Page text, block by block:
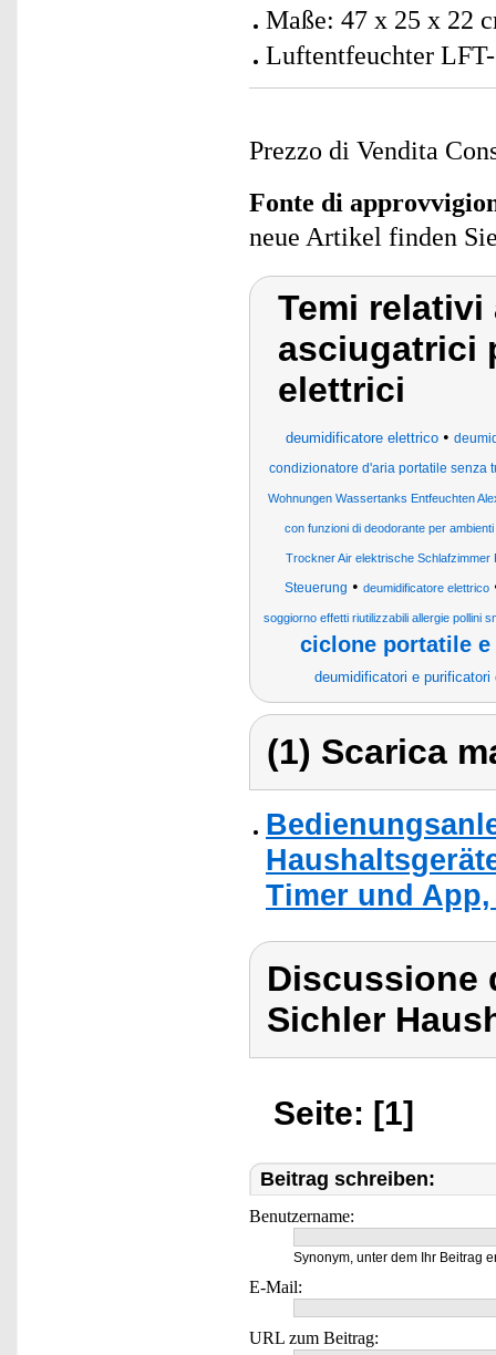
Maße: 47 x 25 x 22
Luftentfeuchter
Prezzo di Vendita
Fonte di
neue Artikel finden
Temi
asciugatrici
elettrici
deumidificatore elettrico •
condizionatore d'aria portatile senza
Wohnungen Wassertanks Entfeuchten
con funzioni di deodorante per ambienti
Trockner Air elektrische
Steuerung • deumidificatore elettrico
soggiorno effetti riutilizzabili allergie pollini
ciclone portatile
deumidificatori e
(1) Scarica
Timer und
Discussione
Sichler
Seite: [1]
Beitrag schreiben:
Benutzername:
Synonym, unter dem Ihr Beitrag
E-Mail:
URL zum Beitrag: